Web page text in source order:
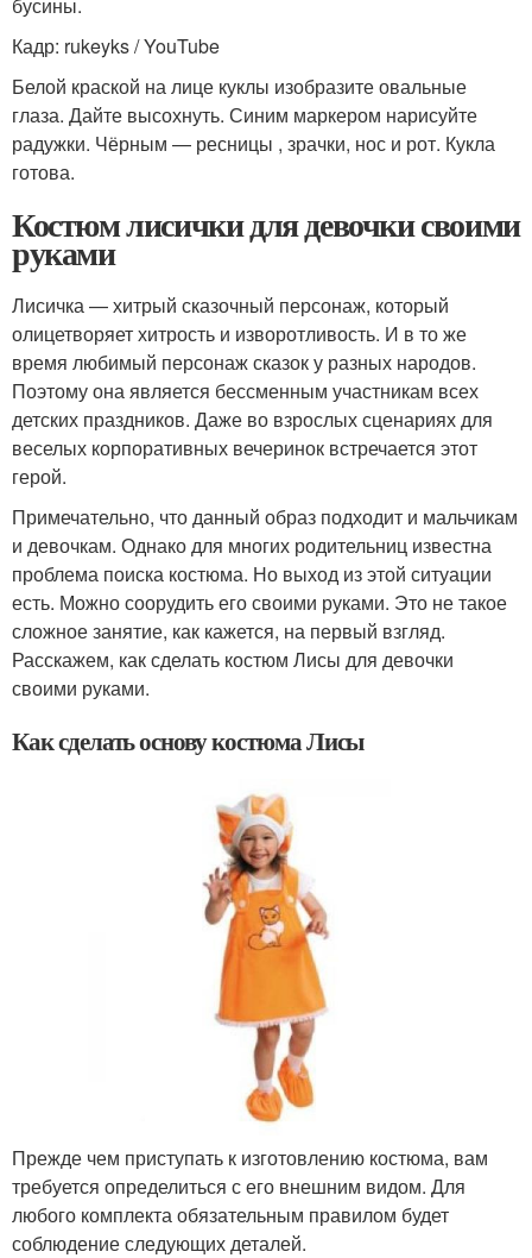
Кадр: rukeyks / YouTube
Белой краской на лице куклы изобразите овальные
глаза. Дайте высохнуть. Синим маркером нарисуйте
радужки. Чёрным — ресницы , зрачки, нос и рот. Кукла
готова.
Костюм лисички для девочки своими
руками
Лисичка — хитрый сказочный персонаж, который
олицетворяет хитрость и изворотливость. И в то же
время любимый персонаж сказок у разных народов.
Поэтому она является бессменным участникам всех
детских праздников. Даже во взрослых сценариях для
веселых корпоративных вечеринок встречается этот
герой.
Примечательно, что данный образ подходит и мальчикам
и девочкам. Однако для многих родительниц известна
проблема поиска костюма. Но выход из этой ситуации
есть. Можно соорудить его своими руками. Это не такое
сложное занятие, как кажется, на первый взгляд.
Расскажем, как сделать костюм Лисы для девочки
своими руками.
Как сделать основу костюма Лисы
Прежде чем приступать к изготовлению костюма, вам
требуется определиться с его внешним видом. Для
любого комплекта обязательным правилом будет
соблюдение следующих деталей.